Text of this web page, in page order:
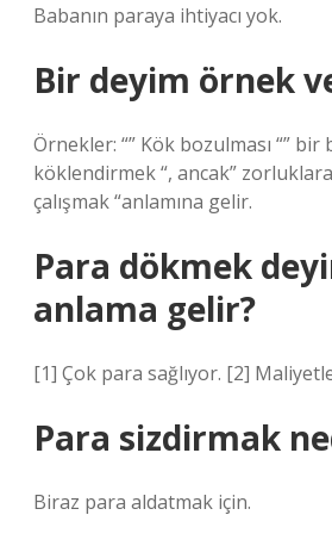
Babanın paraya ihtiyacı yok.
Bir deyim örnek
Örnekler: “” Kök bozulması “”
köklendirmek “, ancak”
çalışmak “anlamına gelir.
Para dökmek
anlama gelir?
[1] Çok para sağlıyor. [2]
Para sizdirmak
Biraz para aldatmak için.